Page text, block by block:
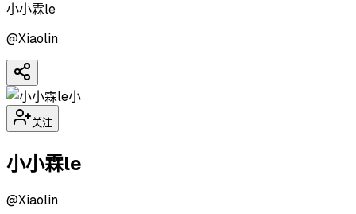
小小霖le
@Xiaolin
小
关注
小小霖le
@Xiaolin